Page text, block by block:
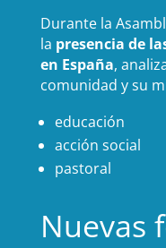
Durante la
la presencia de
en España,
comunidad y su
educación
acción social
pastoral
Nuevas